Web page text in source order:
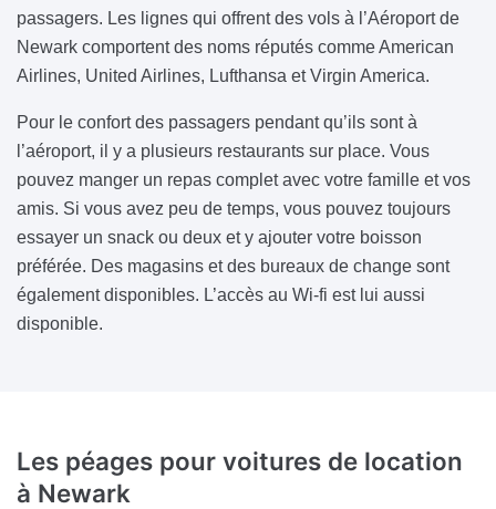
passagers. Les lignes qui offrent des vols à l’Aéroport de
Newark comportent des noms réputés comme American
Airlines, United Airlines, Lufthansa et Virgin America.
Pour le confort des passagers pendant qu’ils sont à
l’aéroport, il y a plusieurs restaurants sur place. Vous
pouvez manger un repas complet avec votre famille et vos
amis. Si vous avez peu de temps, vous pouvez toujours
essayer un snack ou deux et y ajouter votre boisson
préférée. Des magasins et des bureaux de change sont
également disponibles. L’accès au Wi-fi est lui aussi
disponible.
Les péages pour voitures de location
à Newark